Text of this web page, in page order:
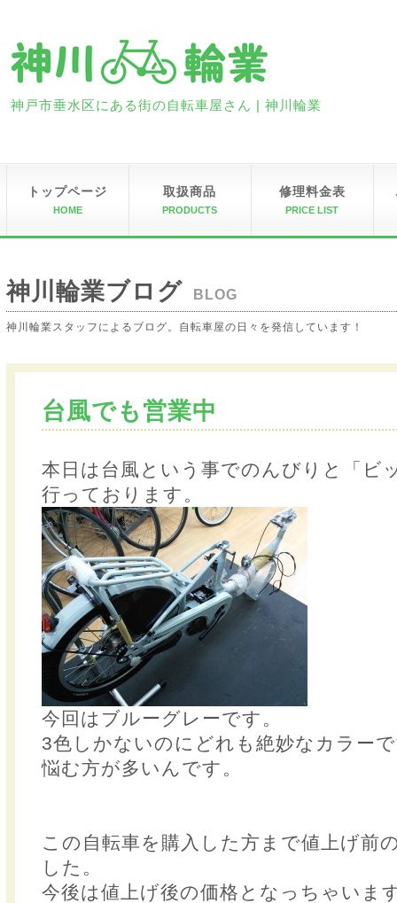
神戸市垂水区にある街の自転車屋さん | 神川輪業
トップページ
HOME
取扱商品
PRODUCTS
修理料金表
PRICE LIST
神川輪業ブログ BLOG
神川輪業スタッフによるブログ。自転車屋の日々を発信しています！
台風でも営業中
本日は台風という事でのんびりと「ビ
行っております。
今回はブルーグレーです。
3色しかないのにどれも絶妙なカラー
悩む方が多いんです。
この自転車を購入した方まで値上げ前
した。
今後は値上げ後の価格となっちゃいま